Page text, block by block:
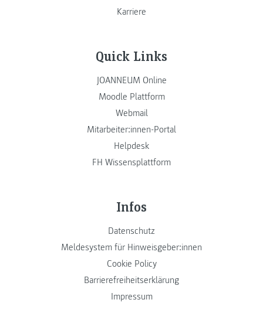
Karriere
Quick Links
JOANNEUM Online
Moodle Plattform
Webmail
Mitarbeiter:innen-Portal
Helpdesk
FH Wissensplattform
Infos
Datenschutz
Meldesystem für Hinweisgeber:innen
Cookie Policy
Barrierefreiheitserklärung
Impressum